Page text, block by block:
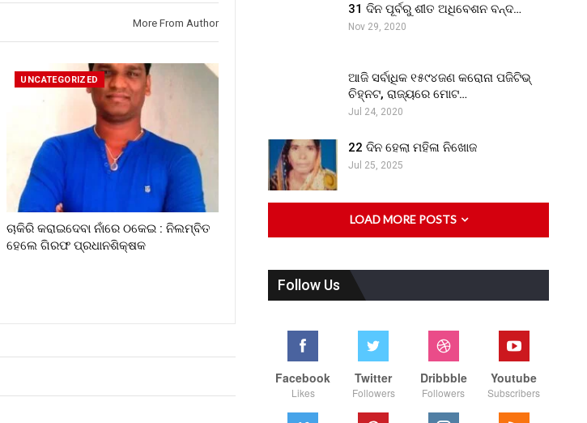
More From Author
UNCATEGORIZED
ଚାକିରି କରାଇଦେବା ନାଁରେ ଠକେଇ : ନିଲମ୍ବିତ
ହେଲେ ଗିରଫ ପ୍ରଧାନଶିକ୍ଷକ
31 ଦିନ ପୂର୍ବରୁ ଶୀତ ଅଧିବେଶନ ବନ୍ଦ…
Nov 29, 2020
ଆଜି ସର୍ବାଧିକ ୧୫୯୪ଜଣ କରୋନା ପଜିଟିଭ୍
ଚିହ୍ନଟ, ରାଜ୍ୟରେ ମୋଟ…
Jul 24, 2020
22 ଦିନ ହେଲା ମହିଳା ନିଖୋଜ
Jul 25, 2025
LOAD MORE POSTS
Follow Us
Facebook
Likes
Twitter
Followers
Dribbble
Followers
Youtube
Subscribers